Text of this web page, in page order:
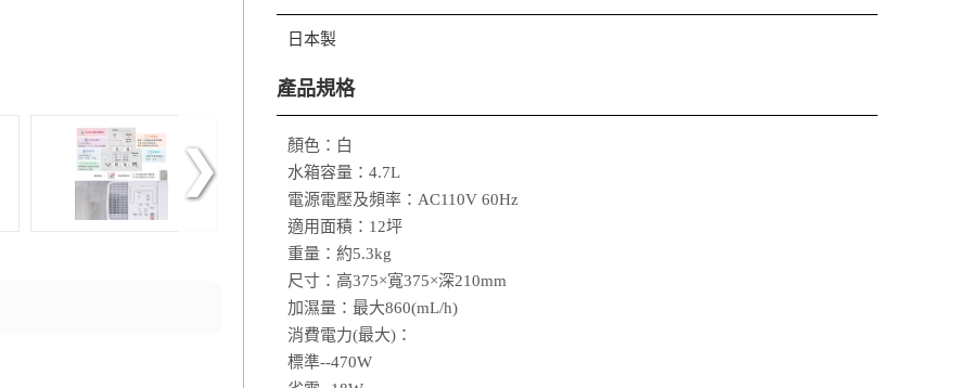
日本製
產品規格
顏色：白
水箱容量：4.7L
電源電壓及頻率：AC110V 60Hz
適用面積：12坪
重量：約5.3kg
尺寸：高375×寬375×深210mm
加濕量：最大860(mL/h)
消費電力(最大)：
標準--470W